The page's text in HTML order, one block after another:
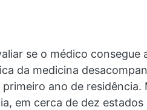
se o médico consegue
da medicina
ano de
em cerca de dez estados